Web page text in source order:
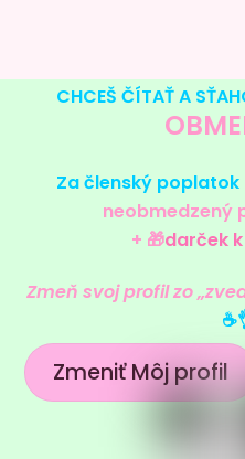
CHCEŠ ČÍTAŤ A
Za členský poplatok
neobmedzený
+ 🎁darček
Zmeň svoj profil zo
Zmeniť Môj profil